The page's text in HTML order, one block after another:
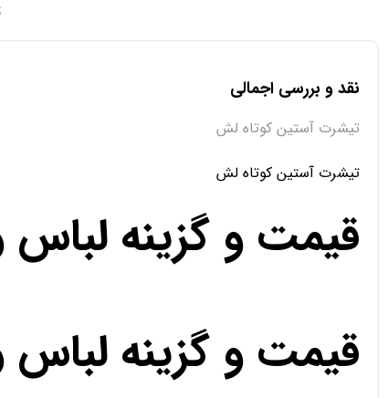
نقد و بررسی اجمالی
تیشرت آستین کوتاه لش
تیشرت آستین کوتاه لش
قیمت و گزینه
قیمت و گزینه